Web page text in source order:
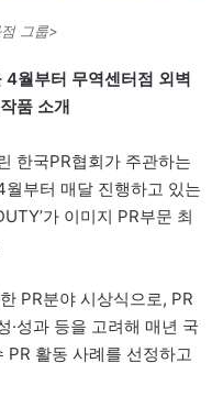
그룹>
월부터 무역센터점 외벽
품 소개
한국PR협회가 주관하는
월부터 매달 진행하고 있는
가 이미지 PR부문 최
PR분야 시상식으로, PR
·성과 등을 고려해 매년 국
PR 활동 사례를 선정하고